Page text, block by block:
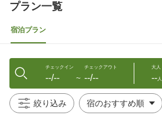
プラン一覧
宿泊プラン
チェックイン
--/-- 〜
チェックアウト
--/--
大人
--人
絞り込み